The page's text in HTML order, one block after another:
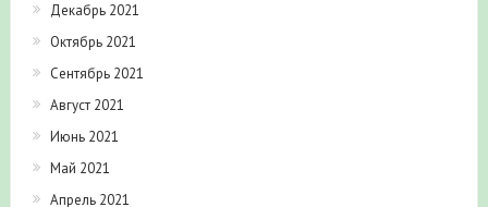
Декабрь 2021
Октябрь 2021
Сентябрь 2021
Август 2021
Июнь 2021
Май 2021
Апрель 2021